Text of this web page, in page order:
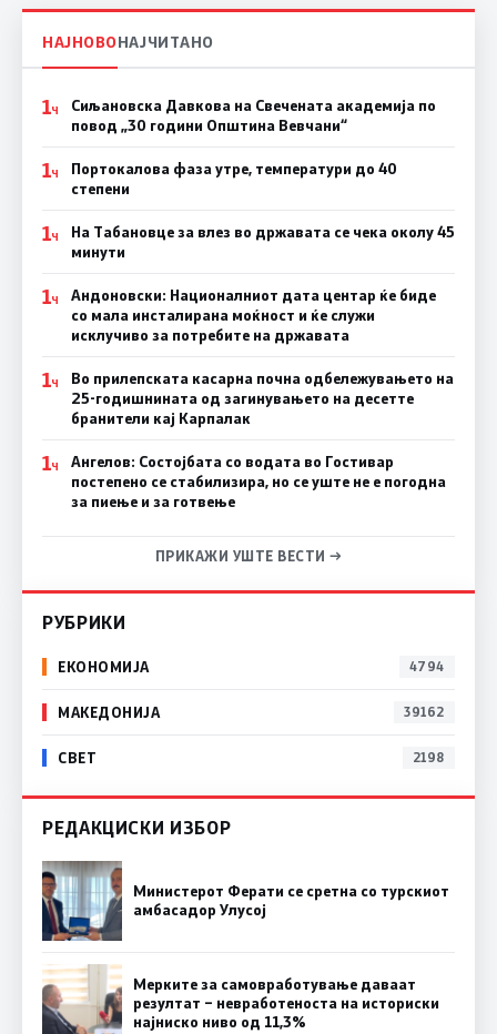
НАЈНОВОНАЈЧИТАНО
1Ч
Сиљановска Давкова на Свечената академија по
повод „30 години Општина Вевчани“
1Ч
Портокалова фаза утре, температури до 40
степени
1Ч
На Табановце за влез во државата се чека околу 45
минути
1Ч
Андоновски: Националниот дата центар ќе биде
со мала инсталирана моќност и ќе служи
исклучиво за потребите на државата
1Ч
Во прилепската касарна почна одбележувањето на
25-годишнината од загинувањето на десетте
бранители кај Карпалак
1Ч
Ангелов: Состојбата со водата во Гостивар
постепено се стабилизира, но се уште не е погодна
за пиење и за готвење
ПРИКАЖИ УШТЕ ВЕСТИ →
РУБРИКИ
ЕКОНОМИЈА 4794
МАКЕДОНИЈА 39162
СВЕТ 2198
РЕДАКЦИСКИ ИЗБОР
Министерот Ферати се сретна со турскиот
амбасадор Улусој
Мерките за самовработување даваат
резултат – невработеноста на историски
најниско ниво од 11,3%